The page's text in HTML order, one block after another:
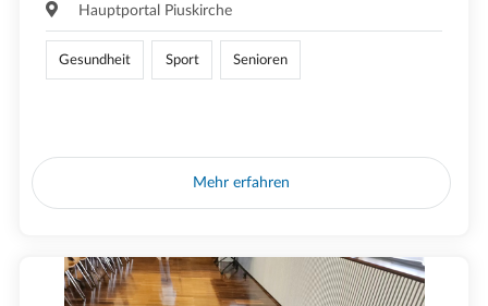
Hauptportal Piuskirche
Gesundheit Sport Senioren
Mehr erfahren